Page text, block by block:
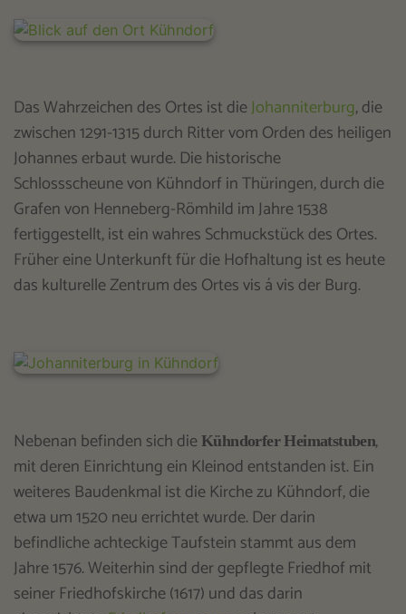
Das Wahrzeichen des Ortes ist dieJohanniterburg, die
zwischen 1291-1315 durch Ritter vom Orden des heiligen
Johannes erbaut wurde. Die historische
Schlossscheune von Kühndorf in Thüringen, durch die
Grafen von Henneberg-Römhild im Jahre 1538
fertiggestellt, ist ein wahres Schmuckstück des Ortes.
Früher eine Unterkunft für die Hofhaltung ist es heute
das kulturelle Zentrum des Ortes vis á vis der Burg.
Nebenan befinden sich die Kühndorfer Heimatstuben,
mit deren Einrichtung ein Kleinod entstanden ist. Ein
weiteres Baudenkmal ist die Kirche zu Kühndorf, die
etwa um 1520 neu errichtet wurde. Der darin
befindliche achteckige Taufstein stammt aus dem
Jahre 1576. Weiterhin sind der gepflegte Friedhof mit
seiner Friedhofskirche (1617) und das darin